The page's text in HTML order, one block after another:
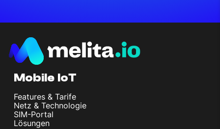
Mobile IoT
Features & Tarife
Netz & Technologie
SIM-Portal
Lösungen